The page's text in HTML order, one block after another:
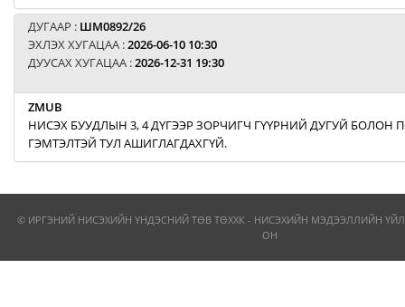
ДУГААР : ШМ0892/26
ЭХЛЭХ ХУГАЦАА :2026-06-10 10:30
ДУУСАХ ХУГАЦАА :2026-12-31 19:30
ZMUB
НИСЭХ БУУДЛЫН 3, 4 ДҮГЭЭР ЗОРЧИГЧ ГҮҮРНИЙ ДУГУЙ БОЛОН
ГЭМТЭЛТЭЙ ТУЛ АШИГЛАГДАХГҮЙ.
© ИРГЭНИЙ НИСЭХИЙН ҮНДЭСНИЙ ТӨВ ТӨХХК - НИСЭХИЙН МЭДЭЭЛЛИЙН
ОН